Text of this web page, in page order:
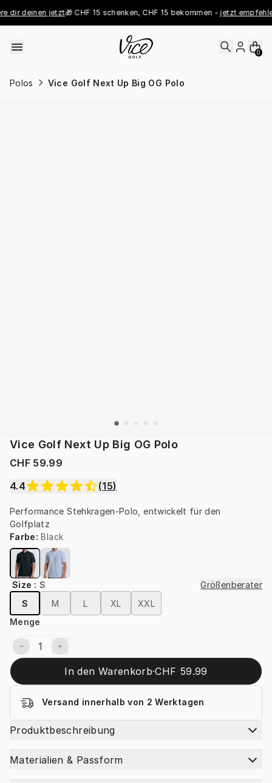
deinen jetzt🎁 CHF 15 schenken, CHF 15 bekommen - jetzt empfehlen
0
Polos Vice Golf Next Up Big OG Polo
Vice Golf Next Up Big OG Polo
CHF 59.99
4.4
(15)
Performance Stehkragen-Polo, entwickelt für den
Golfplatz
Farbe: Black
Size :S
Größenberater
S
M L XL
XXL
Menge
In den Warenkorb·CHF 59.99
Versand innerhalb von 2 Werktagen
Produktbeschreibung
Materialien & Passform